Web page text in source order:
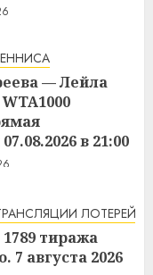
— Лейла
в 21:00
ЛОТЕРЕЙ
тиража
7 августа 2026